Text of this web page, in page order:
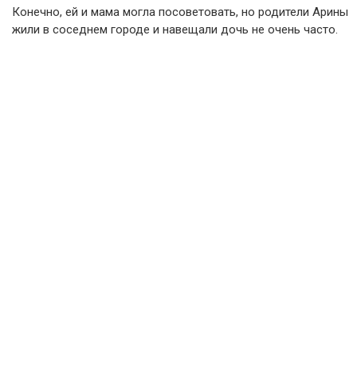
Конечно, ей и мама могла посоветовать, но родители Арины
жили в соседнем городе и навещали дочь не очень часто.